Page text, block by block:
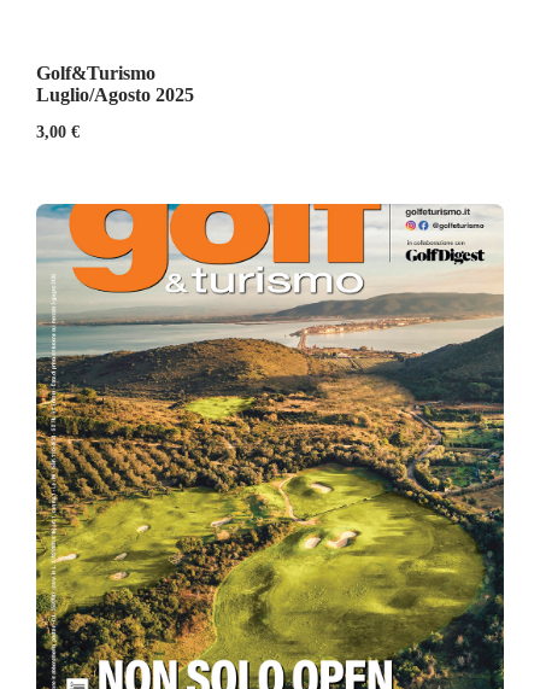
Golf&Turismo
Luglio/Agosto 2025
3,00 €